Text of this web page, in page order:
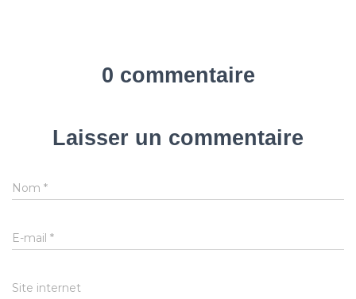
0 commentaire
Laisser un commentaire
Nom *
E-mail *
Site internet